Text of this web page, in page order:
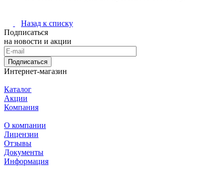
Назад к списку
Подписаться
на новости и акции
Подписаться
Интернет-магазин
Каталог
Акции
Компания
О компании
Лицензии
Отзывы
Документы
Информация